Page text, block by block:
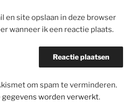
en site opslaan in deze browser
wanneer ik een reactie plaats.
om spam te verminderen.
gegevens worden verwerkt.